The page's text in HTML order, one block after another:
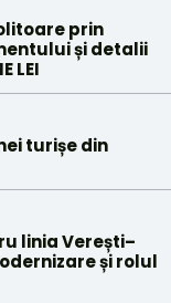
prin
și detalii
LEI
turișe din
linia Verești–
și rolul